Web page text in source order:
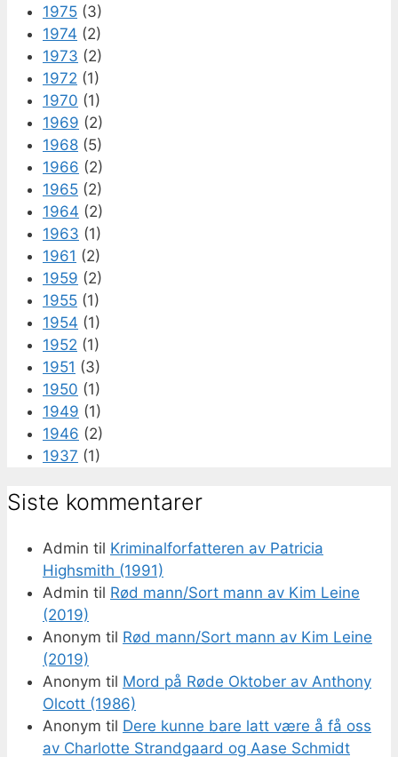
1975 (3)
1974 (2)
1973 (2)
1972 (1)
1970 (1)
1969 (2)
1968 (5)
1966 (2)
1965 (2)
1964 (2)
1963 (1)
1961 (2)
1959 (2)
1955 (1)
1954 (1)
1952 (1)
1951 (3)
1950 (1)
1949 (1)
1946 (2)
1937 (1)
Siste kommentarer
Admin til Kriminalforfatteren av Patricia
Highsmith (1991)
Admin til Rød mann/Sort mann av Kim Leine
(2019)
Anonym til Rød mann/Sort mann av Kim Leine
(2019)
Anonym til Mord på Røde Oktober av Anthony
Olcott (1986)
Anonym til Dere kunne bare latt være å få oss
av Charlotte Strandgaard og Aase Schmidt